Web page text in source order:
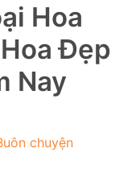
Hoa
Đẹp
Nay
chuyện